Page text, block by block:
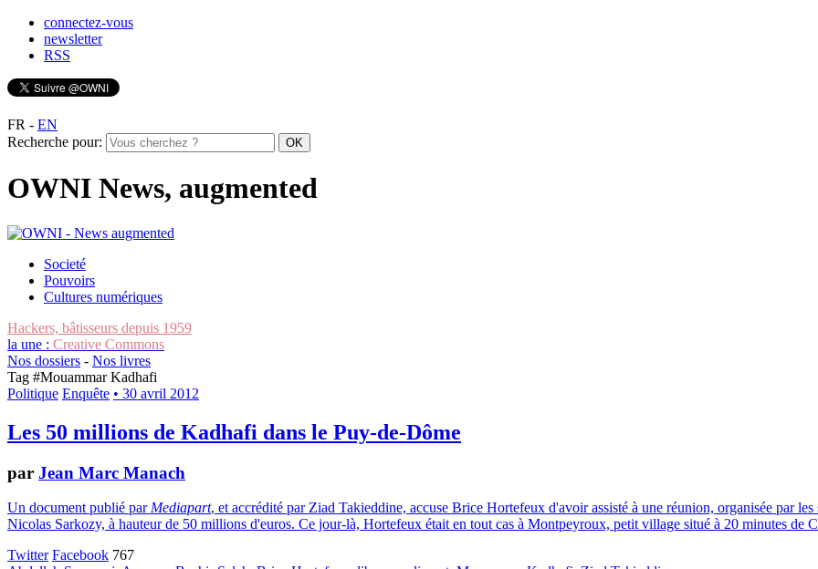
connectez-vous
newsletter
RSS
FR - EN
Recherche pour:
OWNI News, augmented
Societé
Pouvoirs
Cultures numériques
Hackers, bâtisseurs depuis 1959
la une : Creative Commons
Nos dossiers - Nos livres
Tag #Mouammar Kadhafi
Politique Enquête • 30 avril 2012
Les 50 millions de Kadhafi dans le Puy-de-Dôme
par Jean Marc Manach
Un document publié parMediapart, et accrédité par Ziad Takieddine, accuse Brice Hortefeux d'avoir assisté à une réunion, organisée par
Nicolas Sarkozy, à hauteur de 50 millions d'euros. Ce jour-là, Hortefeux était en tout cas à Montpeyroux, petit village situé à 20 minutes de
Twitter Facebook 767